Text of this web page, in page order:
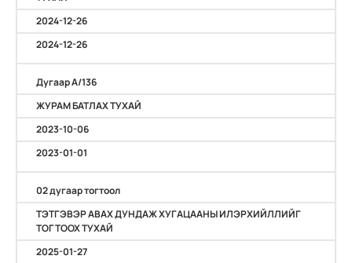
2024-12-26
2024-12-26
Дугаар А/136
ЖУРАМ БАТЛАХ ТУХАЙ
2023-10-06
2023-01-01
02 дугаар тогтоол
ТЭТГЭВЭР АВАХ ДУНДАЖ ХУГАЦААНЫ ИЛЭРХИЙЛЛИЙГ
ТОГТООХ ТУХАЙ
2025-01-27